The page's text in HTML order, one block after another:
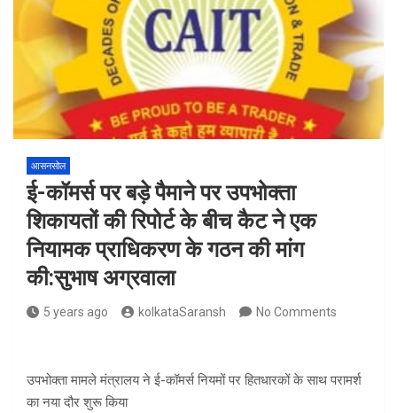
आसनसोल
ई-कॉमर्स पर बड़े पैमाने पर उपभोक्ता
शिकायतों की रिपोर्ट के बीच कैट ने एक
नियामक प्राधिकरण के गठन की मांग
की:सुभाष अग्रवाला
5 years ago kolkataSaransh No Comments
उपभोक्ता मामले मंत्रालय ने ई-कॉमर्स नियमों पर हितधारकों के साथ परामर्श
का नया दौर शुरू किया